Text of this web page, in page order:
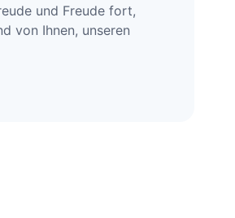
und Freude fort,
von Ihnen, unseren